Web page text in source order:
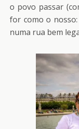
o povo passar
for como o
numa rua bem